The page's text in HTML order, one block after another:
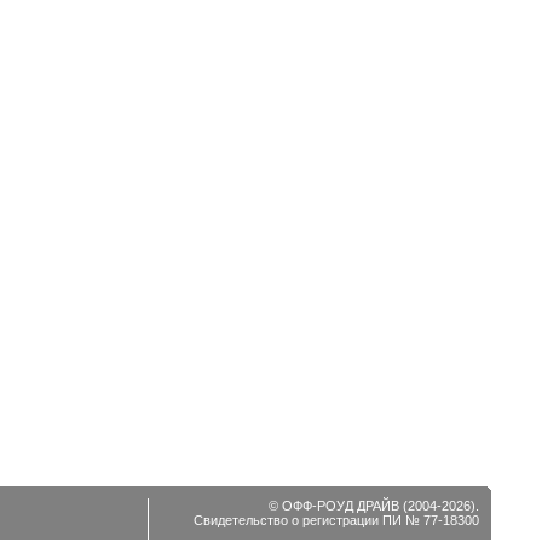
© ОФФ-РОУД ДРАЙВ (2004-2026).
Свидетельство о регистрации ПИ № 77-18300